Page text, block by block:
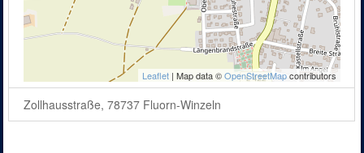
Leaflet| Map data ©OpenStreetMapcontributors
Zollhausstraße, 78737 Fluorn-Winzeln